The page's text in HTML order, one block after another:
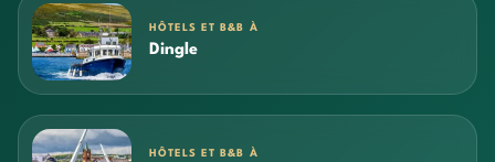
HÔTELS ET B&B À
Dingle
HÔTELS ET B&B À